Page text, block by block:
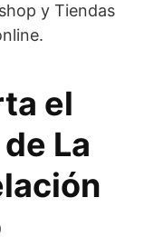
y Tiendas
el
La